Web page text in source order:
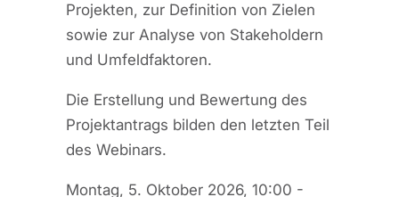
Projekten, zur Definition von Zielen
sowie zur Analyse von Stakeholdern
und Umfeldfaktoren.
Die Erstellung und Bewertung des
Projektantrags bilden den letzten Teil
des Webinars.
Montag, 5. Oktober 2026, 10:00 -